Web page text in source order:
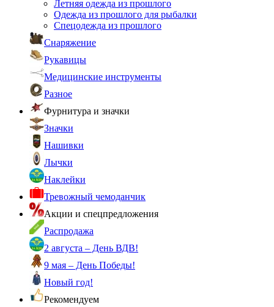
Летняя одежда из прошлого
Одежда из прошлого для рыбалки
Спецодежда из прошлого
Снаряжение
Рукавицы
Медицинские инструменты
Разное
Фурнитура и значки
Значки
Нашивки
Лычки
Наклейки
Тревожный чемоданчик
Акции и спецпредложения
Распродажа
2 августа – День ВДВ!
9 мая – День Победы!
Новый год!
Рекомендуем